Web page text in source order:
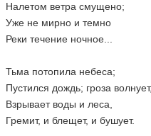
Налетом ветра смущено;
Уже не мирно и темно
Реки течение ночное...
Тьма потопила небеса;
Пустился дождь; гроза волнует,
Взрывает воды и леса,
Гремит, и блещет, и бушует.